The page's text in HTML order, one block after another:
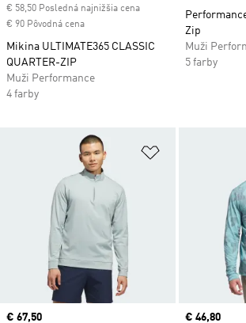
€ 58,50 Posledná najnižšia cena
€ 90 Pôvodná cena
Mikina ULTIMATE365 CLASSIC
QUARTER-ZIP
Muži Performance
4 farby
Zip
Muži
5 farby
Pridať do
Current price
€ 67,50 Current
€ 46,80